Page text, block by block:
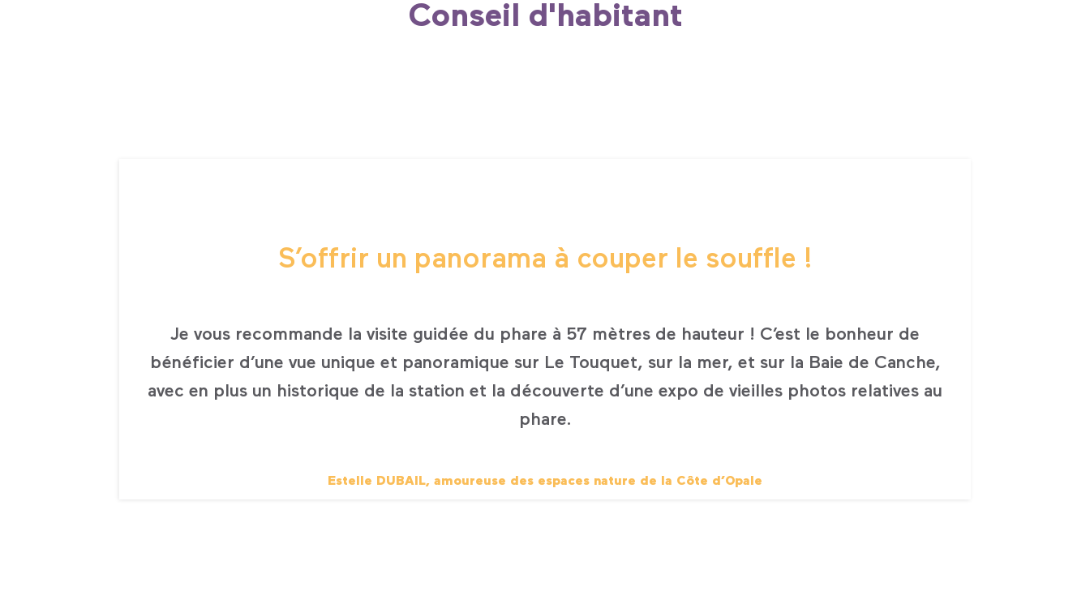
Conseil d'habitant
S’offrir un panorama à couper le souffle !
Je vous recommande la visite guidée du phare à 57 mètres de hauteur ! C’est le bonheur de
bénéficier d’une vue unique et panoramique sur Le Touquet, sur la mer, et sur la Baie de Canche,
avec en plus un historique de la station et la découverte d’une expo de vieilles photos relatives au
phare.
Estelle DUBAIL, amoureuse des espaces nature de la Côte d’Opale